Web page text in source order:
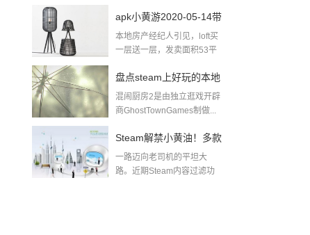
apk小黄游2020-05-14带
肉小黄游下载
本地房产经纪人引见，loft买
一层送一层，发卖面积53平
盘点steam上好玩的本地
多人游戏pc同屏双人游
混闹厨房2是由独立逛戏开辟
商GhostTownGames制做...
Steam解禁小黄油！多款
游戏迅速推出无和谐更
一路迈向老司机的平坦大
路。近期Steam内容过滤功